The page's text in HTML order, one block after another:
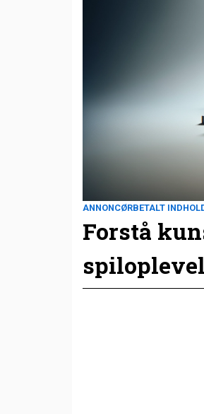
ANNONCØRBETALT
Forstå